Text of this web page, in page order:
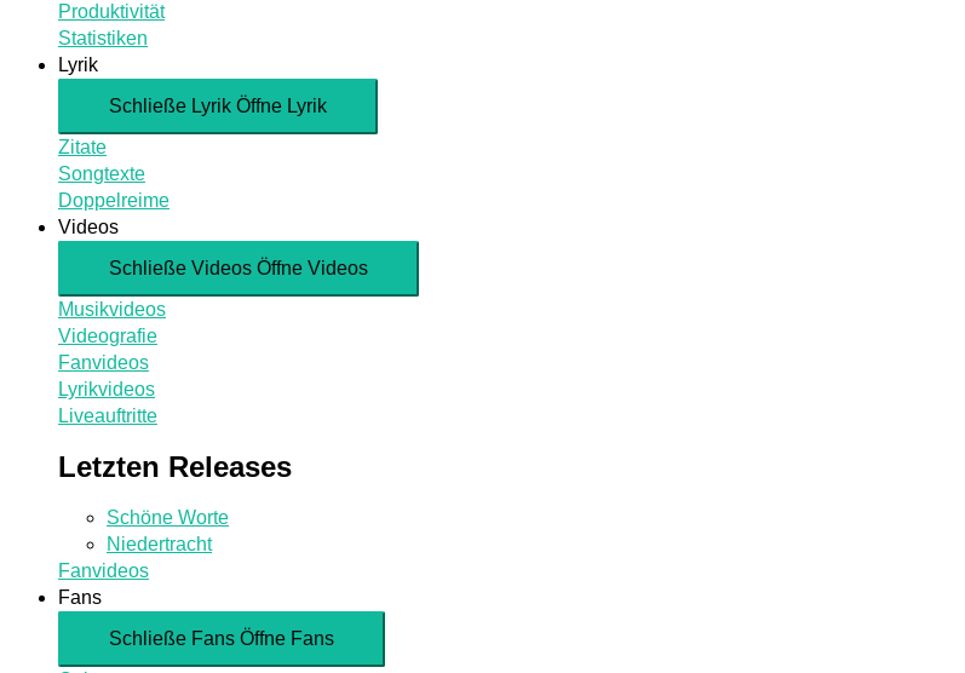
Produktivität
Statistiken
Lyrik
Schließe Lyrik Öffne Lyrik
Zitate
Songtexte
Doppelreime
Videos
Schließe Videos Öffne Videos
Musikvideos
Videografie
Fanvideos
Lyrikvideos
Liveauftritte
Letzten Releases
Schöne Worte
Niedertracht
Fanvideos
Fans
Schließe Fans Öffne Fans